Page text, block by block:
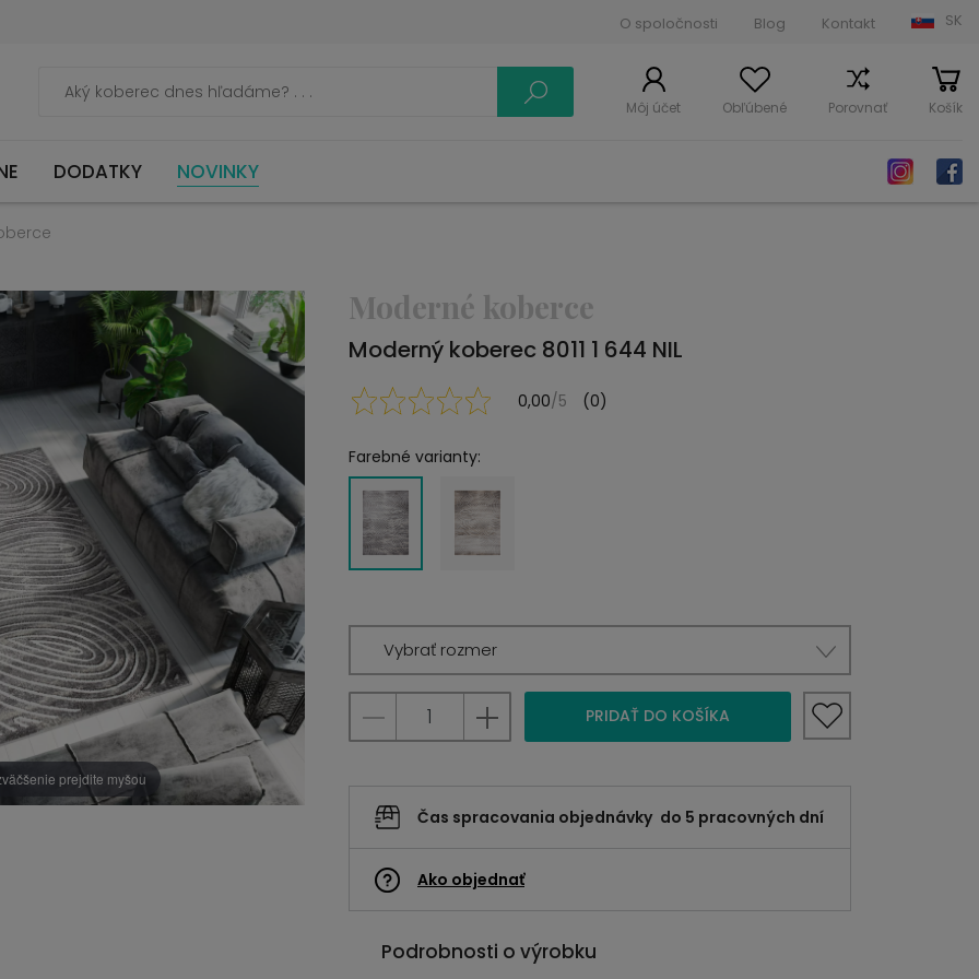
O spoločnosti Blog Kontakt SK
Môj účet Obľúbené Porovnať Košík
DODATKY NOVINKY
prejdite myšou
Moderné koberce
Moderný koberec 8011 1 644 NIL
0,00/5 (0)
Farebné varianty:
Vybrať rozmer
PRIDAŤ DO KOŠÍKA
Čas spracovania objednávky do 5 pracovných dní
Ako objednať
Podrobnosti o výrobku